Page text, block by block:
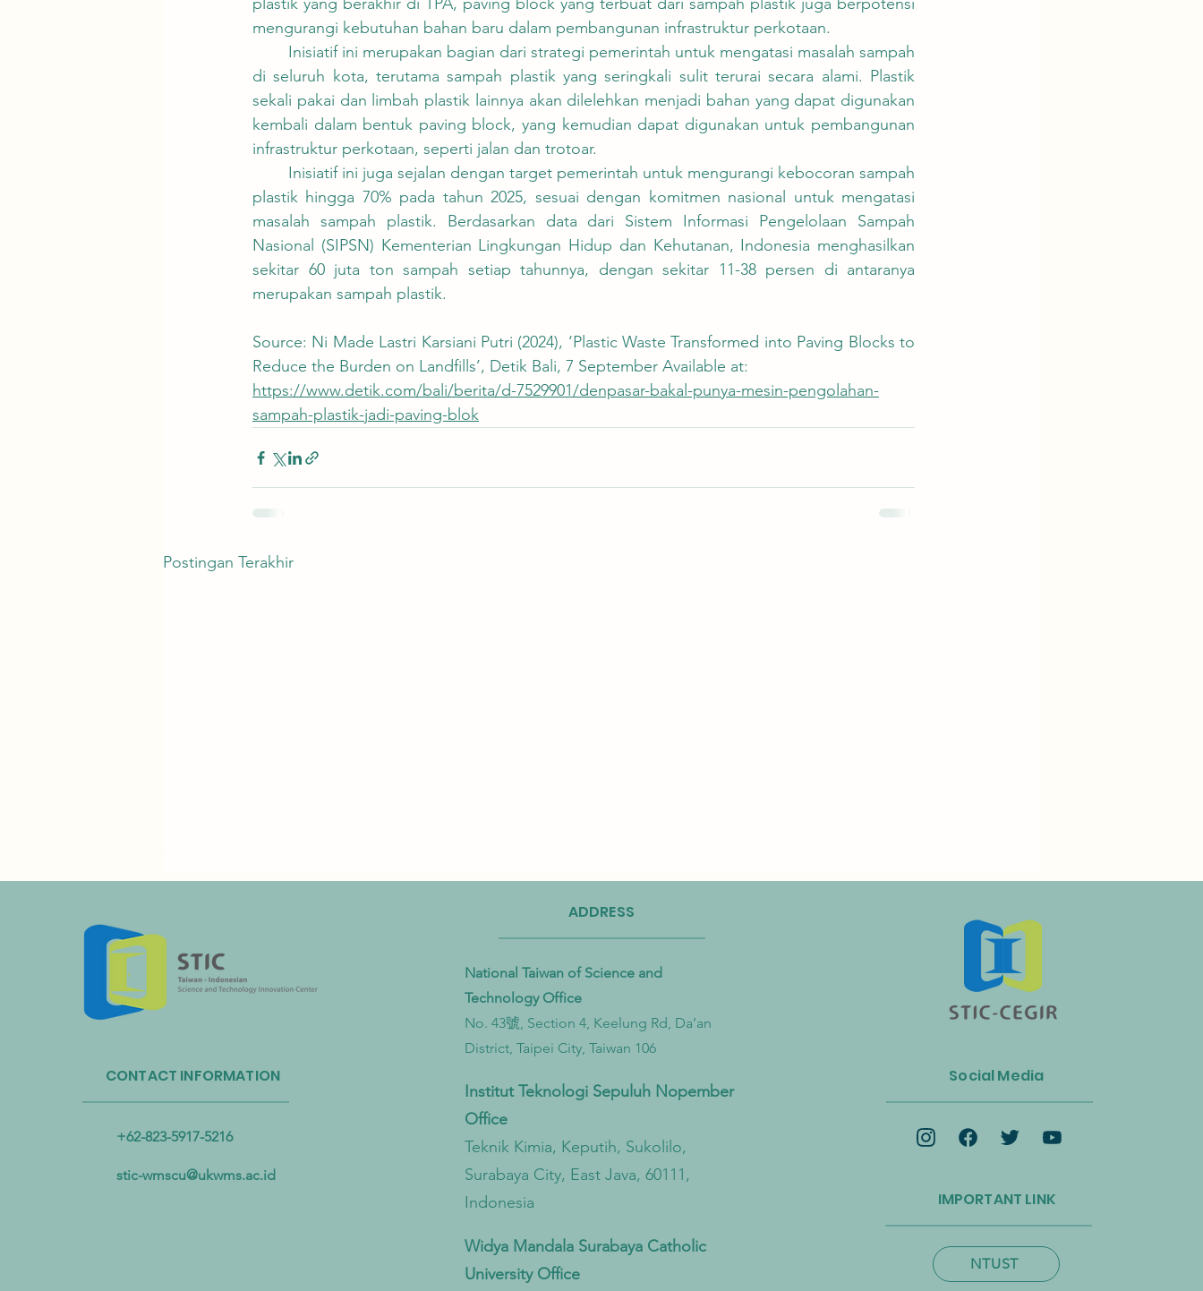
mengurangi kebutuhan bahan baru dalam pembangunan infrastruktur perkotaan.
di seluruh kota, terutama sampah plastik yang seringkali sulit terurai secara alami. Plastik
sekali pakai dan limbah plastik lainnya akan dilelehkan menjadi bahan yang dapat digunakan
kembali dalam bentuk paving block, yang kemudian dapat digunakan untuk pembangunan
infrastruktur perkotaan, seperti jalan dan trotoar.
plastik hingga 70% pada tahun 2025, sesuai dengan komitmen nasional untuk mengatasi
masalah sampah plastik. Berdasarkan data dari Sistem Informasi Pengelolaan Sampah
Nasional (SIPSN) Kementerian Lingkungan Hidup dan Kehutanan, Indonesia menghasilkan
sekitar 60 juta ton sampah setiap tahunnya, dengan sekitar 11-38 persen di antaranya
merupakan sampah plastik.
Source: Ni Made Lastri Karsiani Putri (2024), ‘Plastic Waste Transformed into Paving Blocks to
Reduce the Burden on Landfills’, Detik Bali, 7 September Available at:
https://www.detik.com/bali/berita/d-7529901/denpasar-bakal-punya-mesin-pengolahan-
sampah-plastik-jadi-paving-blok
Postingan Terakhir
Internasional Taoyuan Bermitra
untuk Mendorong Sirkulasi
Sumber Daya Plastik
Taiwan Perkuat Kemitraan Lintas
Kementerian untuk Mengatasi
Pencemaran Mikroplastik dari
Darat hingga Laut
untuk Mempercepat Ekonomi
Sirkular dan Transisi Net-Zero
CONTACT INFORMATION
+62-823-5917-5216
stic-wmscu@ukwms.ac.id
ADDRESS
National Taiwan of Science and
Technology Office
No. 43號, Section 4, Keelung Rd, Da’an
District, Taipei City, Taiwan 106
Institut Teknologi Sepuluh Nopember
Office
Teknik Kimia, Keputih, Sukolilo,
Surabaya City, East Java, 60111,
Indonesia
Widya Mandala Surabaya Catholic
University Office
Social Media
IMPORTANT LINK
NTUST